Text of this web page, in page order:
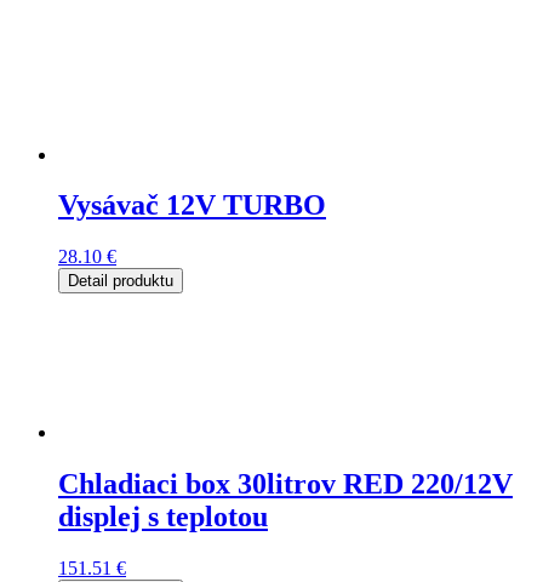
Vysávač 12V TURBO
28.10 €
Detail produktu
Chladiaci box 30litrov RED 220/12V
displej s teplotou
151.51 €